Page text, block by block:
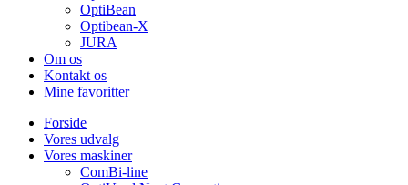
OptiBean
Optibean-X
JURA
Om os
Kontakt os
Mine favoritter
Forside
Vores udvalg
Vores maskiner
ComBi-line